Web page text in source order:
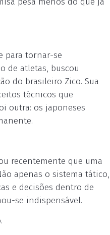
para tornar-se
de atletas, buscou
do brasileiro Zico. Sua
técnicos que
outra: os japoneses
recentemente que uma
apenas o sistema tático,
e decisões dentro de
se indispensável.